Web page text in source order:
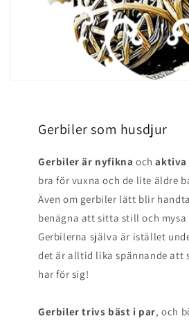
Gerbiler som husdjur
Gerbiler är nyfikna ochaktiva
bra för vuxna och de lite äldre
Även om gerbiler lätt blir
benägna att sitta still och mysa
Gerbilerna själva är istället
det är alltid lika spännande att
har för sig!
Gerbiler trivs bäst i par, och